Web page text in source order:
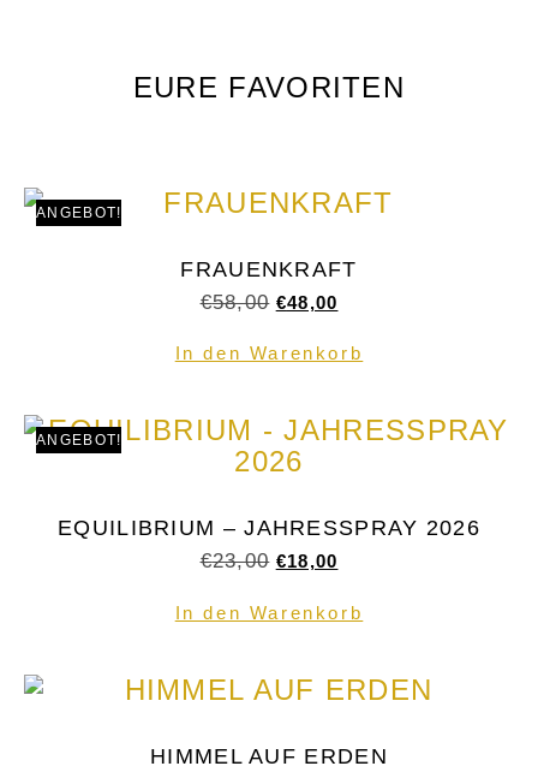
EURE FAVORITEN
ANGEBOT!
FRAUENKRAFT
€58,00 €48,00
In den Warenkorb
ANGEBOT!
EQUILIBRIUM – JAHRESSPRAY 2026
€23,00 €18,00
In den Warenkorb
HIMMEL AUF ERDEN